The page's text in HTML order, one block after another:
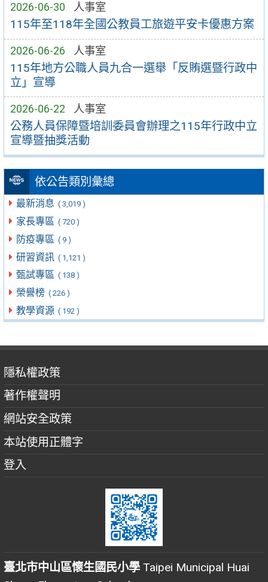
2026-06-30 人事室
115年至118年全國公教員工旅遊平安卡優惠方案
2026-06-26 人事室
115年地方公職人員九合一選舉「反賄選暨行政中
立」宣導
2026-06-22 人事室
公務人員保障暨培訓委員會辦理之115年行政中立
宣導暨抽獎活動
依公告類別彙總
最新消息 ( 3,019 )
家長專區 ( 720 )
防疫專區 ( 9 )
研習資訊 ( 1,121 )
甄試專區 ( 138 )
榮譽榜 ( 226 )
教學資源 ( 192 )
隱私權政策
著作權聲明
網站安全政策
本站使用正體字
登入
臺北市中山區懷生國民小學 Taipei Municipal Huai